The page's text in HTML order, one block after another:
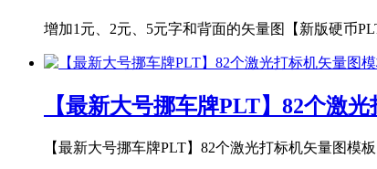
增加1元、2元、5元字和背面的矢量图【新版硬币
【最新大号挪车牌PLT】82个激
【最新大号挪车牌PLT】82个激光打标机矢量图模